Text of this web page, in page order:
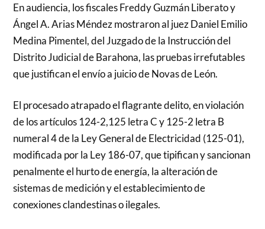
En audiencia, los fiscales Freddy Guzmán Liberato y
Ángel A. Arias Méndez mostraron al juez Daniel Emilio
Medina Pimentel, del Juzgado de la Instrucción del
Distrito Judicial de Barahona, las pruebas irrefutables
que justifican el envío a juicio de Novas de León.
El procesado atrapado el flagrante delito, en violación
de los artículos 124-2,125 letra C y 125-2 letra B
numeral 4 de la Ley General de Electricidad (125-01),
modificada por la Ley 186-07, que tipifican y sancionan
penalmente el hurto de energía, la alteración de
sistemas de medición y el establecimiento de
conexiones clandestinas o ilegales.